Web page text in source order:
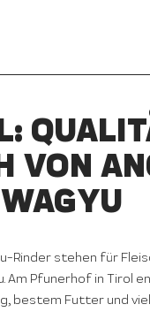
VON
WAGYU
Rinder stehen für
Am Pfunerhof in Tirol
bestem Futter und